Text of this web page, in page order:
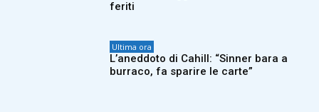
feriti
Ultima ora
L’aneddoto di Cahill: “Sinner bara a
burraco, fa sparire le carte”